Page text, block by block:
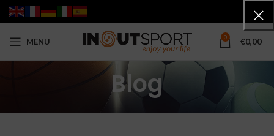
MENU 0 €0,00
Blog